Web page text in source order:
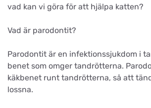
vad kan vi göra för att hjälpa katten?
Vad är parodontit?
Parodontit är en infektionssjukdom i
benet som omger tandrötterna.
käkbenet runt tandrötterna, så att
lossna.